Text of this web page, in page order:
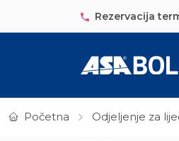
Rezervacija
Početna Odjeljenje za